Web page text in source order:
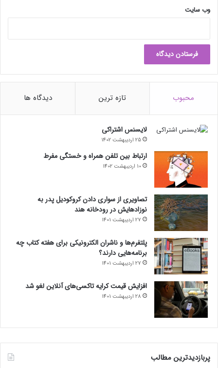
وب‌ سایت
محبوب تازه ترین دیدگاه ها
لایسنس اشتراکی
25 اردیبهشت 1402
ارتباط بین تلفن همراه و خستگی مفرط
10 اردیبهشت 1402
تصاویری از سواری دادن کروکودیل پدر به
نوزادهایش در رودخانه هند
27 اردیبهشت 1401
پلتفرم‌ها و ناشران الکترونیکی برای هفته کتاب چه
برنامه‌هایی دارند؟
27 اردیبهشت 1401
افزایش قیمت کرایه تاکسی‌های آنلاین لغو شد
28 اردیبهشت 1401
پربازدیدترین مطالب